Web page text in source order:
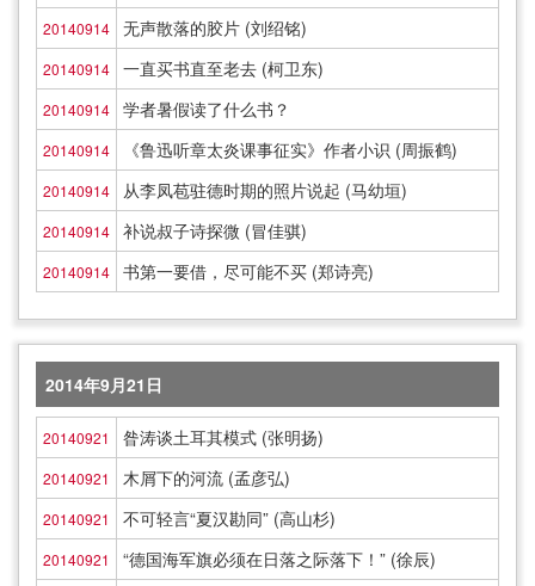
20140914 无声散落的胶片 (刘绍铭)
20140914 一直买书直至老去 (柯卫东)
20140914 学者暑假读了什么书？
20140914 《鲁迅听章太炎课事征实》作者小识 (周振鹤)
20140914 从李凤苞驻德时期的照片说起 (马幼垣)
20140914 补说叔子诗探微 (冒佳骐)
20140914 书第一要借，尽可能不买 (郑诗亮)
2014年9月21日
20140921 昝涛谈土耳其模式 (张明扬)
20140921 木屑下的河流 (孟彦弘)
20140921 不可轻言“夏汉勘同” (高山杉)
20140921 “德国海军旗必须在日落之际落下！” (徐辰)